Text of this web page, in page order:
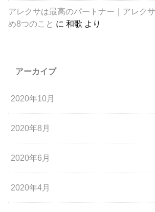
アレクサは最高のパートナー｜アレク
め8つのこと に和歌 より
アーカイブ
2020年10月
2020年8月
2020年6月
2020年4月